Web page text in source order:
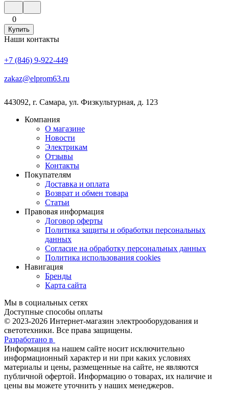
0
Купить
Наши контакты
+7 (846) 9-922-449
zakaz@elprom63.ru
443092, г. Самара, ул. Физкультурная, д. 123
Компания
О магазине
Новости
Электрикам
Отзывы
Контакты
Покупателям
Доставка и оплата
Возврат и обмен товара
Статьи
Правовая информация
Договор оферты
Политика защиты и обработки персональных
данных
Согласие на обработку персональных данных
Политика использования cookies
Навигация
Бренды
Карта сайта
Мы в социальных сетях
Доступные способы оплаты
© 2023-2026 Интернет-магазин электрооборудования и
светотехники. Все права защищены.
Разработано в
Информация на нашем сайте носит исключительно
информационный характер и ни при каких условиях
материалы и цены, размещенные на сайте, не являются
публичной офертой. Информацию о товарах, их наличие и
цены вы можете уточнить у наших менеджеров.